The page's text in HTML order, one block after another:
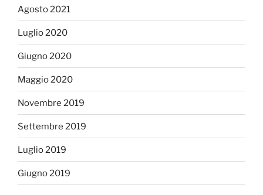
Agosto 2021
Luglio 2020
Giugno 2020
Maggio 2020
Novembre 2019
Settembre 2019
Luglio 2019
Giugno 2019